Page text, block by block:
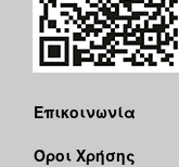
Επικοινωνία
Όροι Χρήσης